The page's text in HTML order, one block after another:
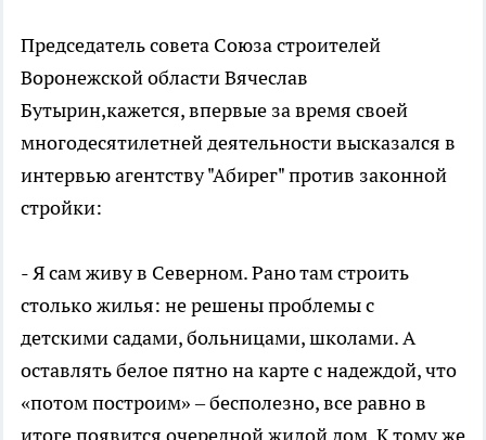
Председатель совета Союза строителей
Воронежской области Вячеслав
Бутырин,кажется, впервые за время своей
многодесятилетней деятельности высказался в
интервью агентству "Абирег" против законной
стройки:
- Я сам живу в Северном. Рано там строить
столько жилья: не решены проблемы с
детскими садами, больницами, школами. А
оставлять белое пятно на карте с надеждой, что
«потом построим» – бесполезно, все равно в
итоге появится очередной жилой дом. К тому же